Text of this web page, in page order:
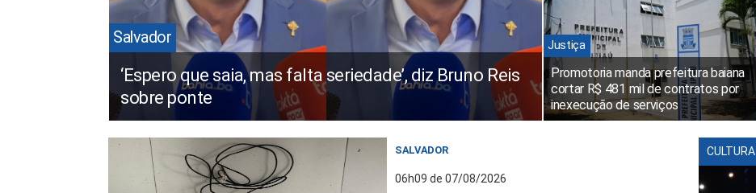
Salvador
‘Espero que saia, mas falta seriedade’, diz Bruno Reis
sobre ponte
Justiça
Promotoria manda prefeitura baiana
cortar R$ 481 mil de contratos por
inexecução de serviços
CULTURA
SALVADOR
06h09 de 07/08/2026